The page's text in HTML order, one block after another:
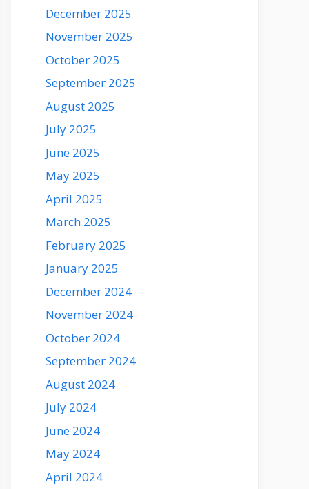
December 2025
November 2025
October 2025
September 2025
August 2025
July 2025
June 2025
May 2025
April 2025
March 2025
February 2025
January 2025
December 2024
November 2024
October 2024
September 2024
August 2024
July 2024
June 2024
May 2024
April 2024